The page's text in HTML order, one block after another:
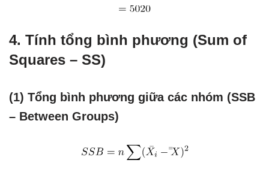
4. Tính tổng bình phương (Sum of
Squares – SS)
(1) Tổng bình phương giữa các nhóm (SSB
– Between Groups)